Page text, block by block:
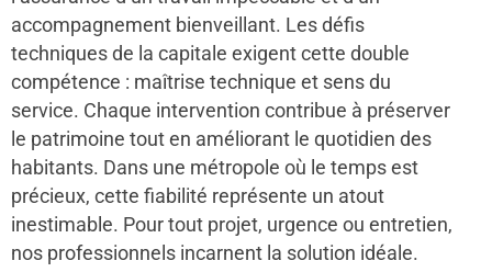
accompagnement bienveillant. Les défis
techniques de la capitale exigent cette double
compétence : maîtrise technique et sens du
service. Chaque intervention contribue à préserver
le patrimoine tout en améliorant le quotidien des
habitants. Dans une métropole où le temps est
précieux, cette fiabilité représente un atout
inestimable. Pour tout projet, urgence ou entretien,
nos professionnels incarnent la solution idéale.